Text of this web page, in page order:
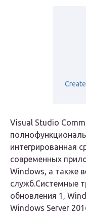
Visual Studio
интегрированная
современных
Windows, а также
служб.Системные
обновления 1,
Windows Server